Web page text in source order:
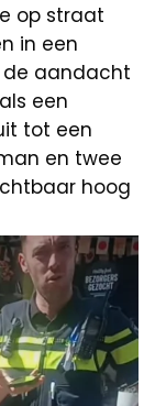
op straat
in een
de aandacht
een
tot een
en twee
hoog